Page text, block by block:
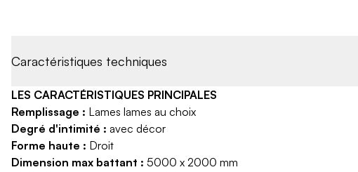
Entretien et garantie > Entretenir mon Kostum
Entretien et garantie > Réparer mon Kostum
Entretien et garantie > Boutique en ligne
Blog
Mon projet > Configurateur
Mon projet > Activer ma garantie
Mon projet > Demande de reportage photo
Caractéristiques techniques
LES CARACTÉRISTIQUES PRINCIPALES
Remplissage : Lames lames au choix
Degré d'intimité : avec décor
Forme haute : Droit
Dimension max battant : 5000 x 2000 mm